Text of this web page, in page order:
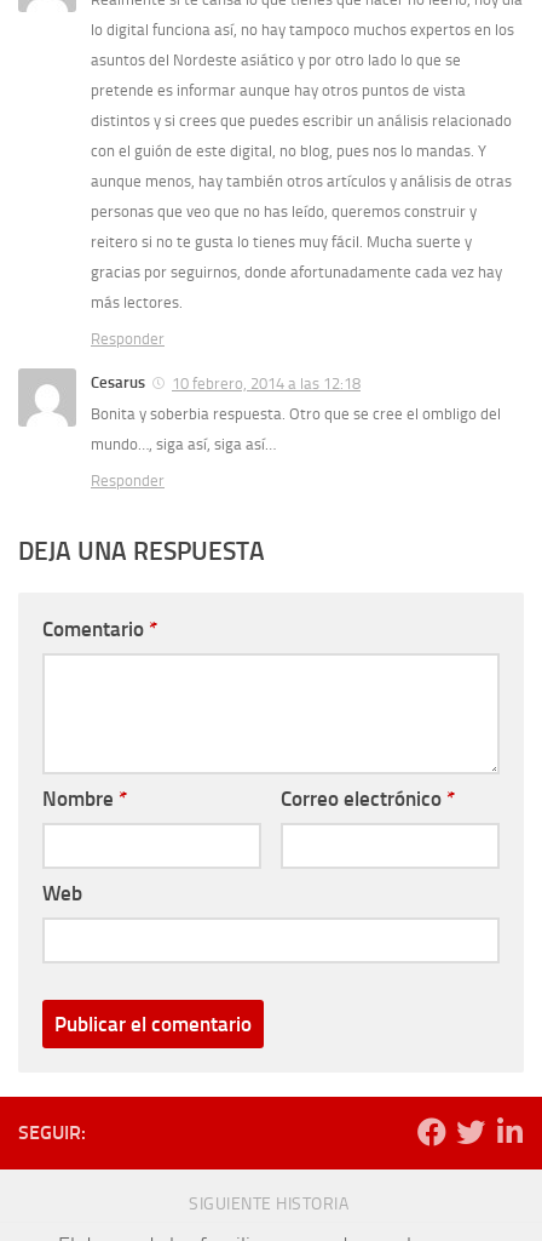
lo digital funciona así, no hay tampoco muchos expertos en los
asuntos del Nordeste asiático y por otro lado lo que se
pretende es informar aunque hay otros puntos de vista
distintos y si crees que puedes escribir un análisis relacionado
con el guión de este digital, no blog, pues nos lo mandas. Y
aunque menos, hay también otros artículos y análisis de otras
personas que veo que no has leído, queremos construir y
reitero si no te gusta lo tienes muy fácil. Mucha suerte y
gracias por seguirnos, donde afortunadamente cada vez hay
más lectores.
Responder
Cesarus
10 febrero, 2014 a las 12:18
Bonita y soberbia respuesta. Otro que se cree el ombligo del
mundo…, siga así, siga así…
Responder
DEJA UNA RESPUESTA
Comentario *
Nombre * Correo electrónico *
Web
SEGUIR:
SIGUIENTE HISTORIA